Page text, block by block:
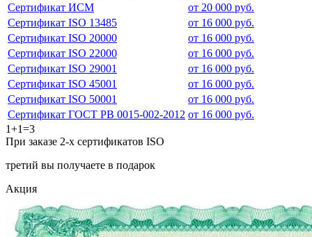
Сертификат ИСМ
от 20 000 руб.
Сертификат ISO 13485
от 16 000 руб.
Сертификат ISO 20000
от 16 000 руб.
Сертификат ISO 22000
от 16 000 руб.
Сертификат ISO 29001
от 16 000 руб.
Сертификат ISO 45001
от 16 000 руб.
Сертификат ISO 50001
от 16 000 руб.
Сертификат ГОСТ РВ 0015-002-2012 от 16 000 руб.
1+1=3
При заказе 2-х сертификатов ISO
третий вы получаете в подарок
Акция